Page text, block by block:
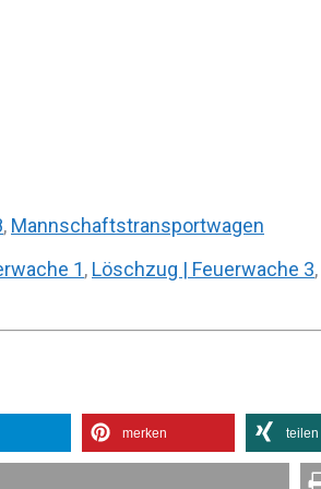
, Mannschaftstransportwagen
1, Löschzug | Feuerwache 3,
merken teilen